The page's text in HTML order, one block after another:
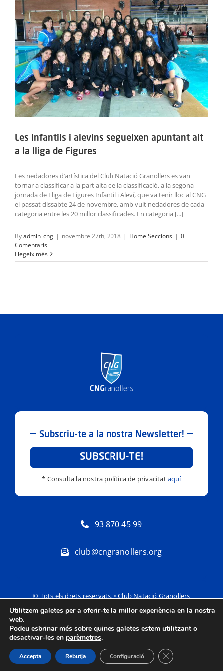
ACTIVITATS
SERVEIS
INFANTS
BLOG
EMPRESES
CONTACTE
Les infantils i alevins segueixen apuntant alt
a la lliga de Figures
Les nedadores d’artística del Club Natació Granollers es van
tornar a classificar a la part alta de la classificació, a la segona
jornada de Lliga de Figures Infantil i Aleví, que va tenir lloc al CNG
el passat dissabte 24 de novembre, amb vuit nedadores de cada
categoria entre les 20 millor classificades. En categoria [...]
Byadmin_cng | novembre 27th, 2018 | Home Seccions | 0
Comentaris
Llegeix més
Subscriu-te a la nostra Newsletter!
SUBSCRIU-TE!
* Consulta la nostra política de privacitataquí
93 870 45 99
club@cngranollers.org
© Tots els drets reservats. • Club Natació Granollers
Utilitzem galetes per a oferir-te la millor experiència en la nostra
web.
Podeu esbrinar més sobre quines galetes estem utilitzant o
desactivar-les en parèmetres.
Accepta Rebutja Configuració Tanca el bàner de